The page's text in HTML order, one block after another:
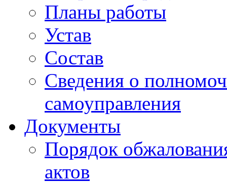
Планы работы
Устав
Состав
Сведения о
самоуправления
Документы
Порядок
актов